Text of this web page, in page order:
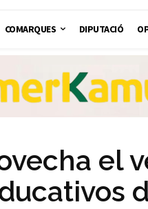
COMARQUES DIPUTACIÓ
el